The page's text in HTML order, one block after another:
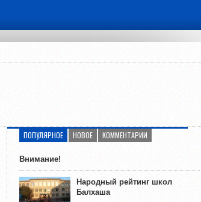
ПОПУЛЯРНОЕ НОВОЕ КОММЕНТАРИИ
Внимание!
Народный рейтинг школ
Балхаша